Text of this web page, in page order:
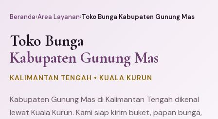
Beranda›Area Layanan›Toko Bunga Kabupaten Gunung Mas
Toko Bunga
Kabupaten Gunung Mas
KALIMANTAN TENGAH • KUALA KURUN
Kabupaten Gunung Mas di Kalimantan Tengah dikenal
lewat Kuala Kurun. Kami siap kirim buket, papan bunga,